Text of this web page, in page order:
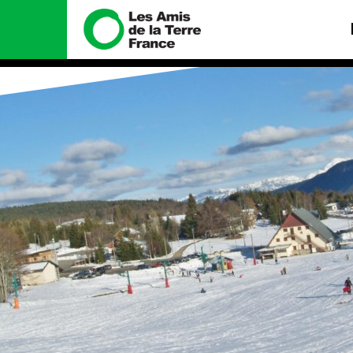
Histoire
Manifeste
Missions et méthodes
Valeurs
Équipes et
fonctionnement
Le réseau dans le monde
Nos alliés
Je soutiens les Amis de la
Terre
Nos
Total, rendez-
tribunal
Gaz « naturel
enfumage
Mode : une
destructrice
Gaz au
violence
Nos autres